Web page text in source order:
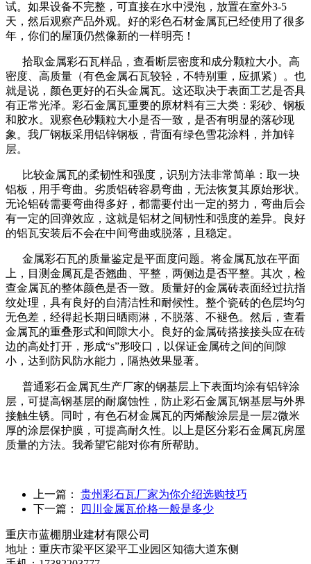
试。如果设备不完整，可直接在水中浸泡，放置在室外3-5
天，然后观察产品外观。好的彩色石材金属瓦已经使用了很多
年，你们的屋顶仍然像新的一样明亮！
拾取金属彩石瓦样品，查看断层密度和成分颗粒大小。高
密度、高质量（有色金属石瓦较轻，不特别重，应抓紧）。也
就是说，颜色更好的石头金属瓦。这还取决于表面工艺是否具
有正常光泽。彩石金属瓦重要的原材料有三大类：彩砂、钢板
和胶水。观察色砂颗粒大小是否一致，是否有明显的落砂现
象。我厂钢板采用铝锌钢板，背面有绿色雪花涂料，并加锌
层。
比较金属瓦的柔韧性和强度，识别方法非常简单：取一块
铝板，用手弯曲。劣质铝砖容易弯曲，无法恢复其原始形状。
无论铝砖需要弯曲得多好，都需要付出一定的努力，弯曲后会
有一定的回弹效应，这就是铝材之间韧性和强度的差异。良好
的铝瓦安装后不会在中间弯曲或脱落，且稳定。
金属彩石瓦的质量鉴定是平面度问题。将金属瓦放在平面
上，目测金属瓦是否翘曲、平整，两侧边是否平整。其次，检
查金属瓦的整体颜色是否一致。质量好的金属砖表面经过抗指
纹处理，具有良好的自清洁性和耐候性。整个瓷砖的色层均匀
无色差，经得起长期日晒雨淋，不脱落、不褪色。然后，查看
金属瓦的重叠形式和间隙大小。良好的金属砖搭接接头应在砖
边的高处打开，形成“s”形咬口，以保证金属砖之间的间隙
小，达到防风防水能力，隔热效果显著。
普通彩石金属瓦生产厂家的钢基层上下表面均涂有铝锌涂
层，可提高钢基层的耐腐蚀性，防止彩石金属瓦钢基层与外界
接触生锈。同时，有色石材金属瓦的丙烯酸涂层是一层2微米
厚的涂层保护膜，可提高耐久性。以上是区分彩石金属瓦房屋
质量的方法。我希望它能对你有所帮助。
上一篇：
贵州彩石瓦厂家为你介绍选购技巧
下一篇：
四川金属瓦价格一般是多少
重庆市蓝棚朋业建材有限公司
地址：重庆市梁平区梁平工业园区知德大道东侧